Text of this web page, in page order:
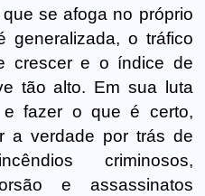
se afoga no próprio
generalizada, o tráfico
crescer e o índice de
tão alto. Em sua luta
fazer o que é certo,
a verdade por trás de
criminosos,
e assassinatos